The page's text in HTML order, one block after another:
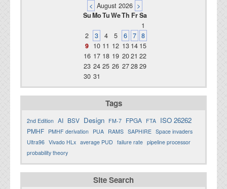
< August 2026 >
SuMoTuWeTh FrSa
1
2
3 4 5 6 7 8
9 10 11 12 13 14 15
16 17 18 19 2021 22
23 24 25 26 272829
30 31
Tags
2nd Edition AI BSV Design FM-7 FPGA FTA ISO 26262
PMHF PMHF derivation PUA RAMS SAPHIRE Space invaders
Ultra96 Vivado HLx average PUD failure rate pipeline processor
probability theory
Site Search